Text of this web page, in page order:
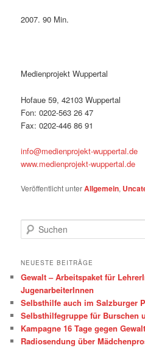
2007. 90 Min.
Medienprojekt Wuppertal
Hofaue 59, 42103 Wuppertal
Fon: 0202-563 26 47
Fax: 0202-446 86 91
info@medienprojekt-wuppertal.de
www.medienprojekt-wuppertal.de
Veröffentlicht unterAllgemein,
u
h
n
NEUESTE BEITRÄGE
Gewalt – Arbeitspaket für
JugenarbeiterInnen
Selbsthilfe auch im Salzburger
Selbsthilfegruppe für Burschen
Kampagne 16 Tage gegen Gewalt
Radiosendung über